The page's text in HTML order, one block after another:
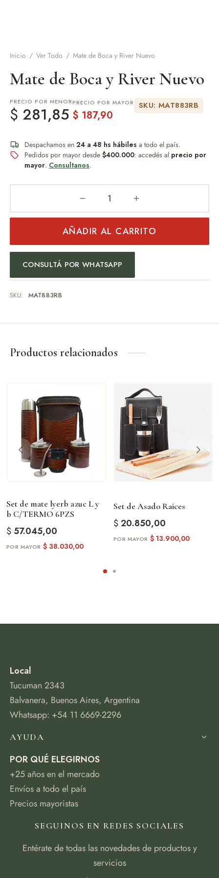
Inicio / Ver Todo / Mate de Boca y River Nuevo
Mate de Boca y River Nuevo
SKU: MAT883RB
PRECIO POR MENOR
$ 281,85
PRECIO POR MAYOR
$ 187,90
Despachamos en 24 a 48 hs hábiles a todo el país.
Pedidos por mayor desde $400.000: accedés al precio por
mayor. Consultanos.
AÑADIR AL CARRITO
CONSULTÁ POR WHATSAPP
SKU: MAT883RB
Productos relacionados
Set de mate lyerb azuc L y
b C/TERMO 6PZS
$57.045,00
$38.030,00
Set de Asado Raices
$20.850,00
$13.900,00
Local
Tucuman 2343
Balvanera, Buenos Aires, Argentina
Whatsapp: +54 11 6669-2296
AYUDA
POR QUÉ ELEGIRNOS
+25 años en el mercado
Envíos a todo el país
Precios mayoristas
SEGUINOS EN REDES SOCIALES
Entérate de todas las novedades de productos y
servicios
y accesorios